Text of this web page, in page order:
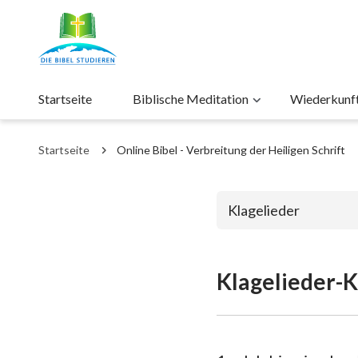
Startseite Biblische Meditation
Startseite Online Bibel - Verbreitung der Heiligen Schrift
Klagelieder
Das alte
Klagelieder-